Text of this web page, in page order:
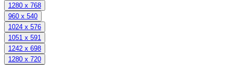
1280 x 768
960 x 540
1024 x 576
1051 x 591
1242 x 698
1280 x 720